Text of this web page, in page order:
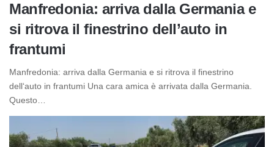
Manfredonia: arriva dalla Germania e
si ritrova il finestrino dell’auto in
frantumi
Manfredonia: arriva dalla Germania e si ritrova il finestrino
dell‘auto in frantumi Una cara amica è arrivata dalla Germania.
Questo…